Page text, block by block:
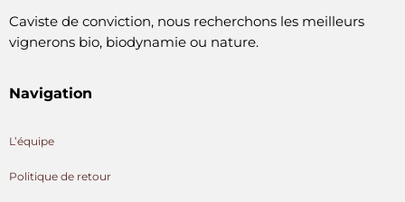
Caviste de conviction, nous recherchons les meilleurs
vignerons bio, biodynamie ou nature.
Navigation
L’équipe
Politique de retour